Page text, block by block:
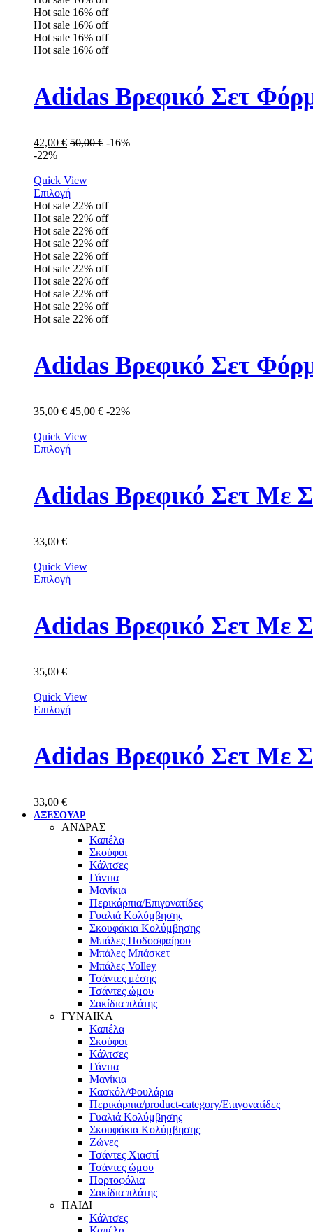
Hot sale 16% off
Hot sale 16% off
Hot sale 16% off
Hot sale 16% off
Adidas Βρεφικό Σετ
42,00 € 50,00€ -16%
-22%
Quick View
Επιλογή
Hot sale 22% off
Hot sale 22% off
Hot sale 22% off
Hot sale 22% off
Hot sale 22% off
Hot sale 22% off
Hot sale 22% off
Hot sale 22% off
Hot sale 22% off
Hot sale 22% off
Adidas Βρεφικό Σετ
35,00 € 45,00€ -22%
Quick View
Επιλογή
Adidas Βρεφικό Σετ Με
33,00 €
Quick View
Επιλογή
Adidas Βρεφικό Σετ Με
35,00 €
Quick View
Επιλογή
Adidas Βρεφικό Σετ Με
33,00 €
ΑΞΕΣΟΥΑΡ
ΑΝΔΡΑΣ
Καπέλα
Σκούφοι
Κάλτσες
Γάντια
Μανίκια
Περικάρπια/Επιγονατίδες
Γυαλιά Κολύμβησης
Σκουφάκια Κολύμβησης
Μπάλες Ποδοσφαίρου
Μπάλες Μπάσκετ
Μπάλες Volley
Τσάντες μέσης
Τσάντες ώμου
Σακίδια πλάτης
ΓΥΝΑΙΚΑ
Καπέλα
Σκούφοι
Κάλτσες
Γάντια
Μανίκια
Κασκόλ/Φουλάρια
Περικάρπια/product-category/Επιγονατίδες
Γυαλιά Κολύμβησης
Σκουφάκια Κολύμβησης
Ζώνες
Τσάντες Χιαστί
Τσάντες ώμου
Πορτοφόλια
Σακίδια πλάτης
ΠΑΙΔΙ
Κάλτσες